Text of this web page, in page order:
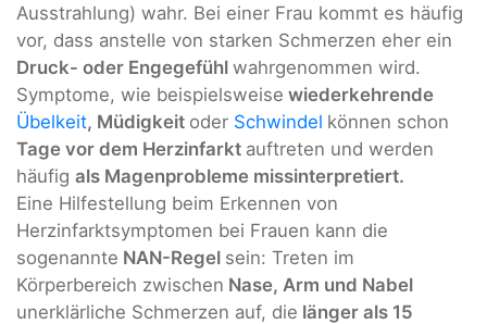
Ausstrahlung) wahr. Bei einer Frau kommt es häufig
vor, dass anstelle von starken Schmerzen eher ein
Druck- oder Engegefühl wahrgenommen wird.
Symptome, wie beispielsweise wiederkehrende
Übelkeit, Müdigkeit oder Schwindel können schon
Tage vor dem Herzinfarkt auftreten und werden
häufig als Magenprobleme missinterpretiert.
Eine Hilfestellung beim Erkennen von
Herzinfarktsymptomen bei Frauen kann die
sogenannte NAN-Regel sein: Treten im
Körperbereich zwischen Nase, Arm und Nabel
unerklärliche Schmerzen auf, die länger als 15